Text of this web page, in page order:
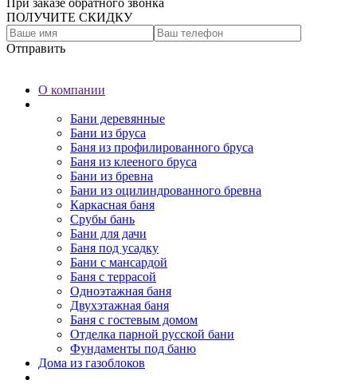
При заказе обратного звонка
ПОЛУЧИТЕ СКИДКУ
Отправить
О компании
Бани деревянные
Бани из бруса
Баня из профилированного бруса
Баня из клееного бруса
Бани из бревна
Бани из оцилиндрованного бревна
Каркасная баня
Срубы бань
Бани для дачи
Баня под усадку
Бани с мансардой
Баня с террасой
Одноэтажная баня
Двухэтажная баня
Баня с гостевым домом
Отделка парной русской бани
Фундаменты под баню
Дома из газоблоков